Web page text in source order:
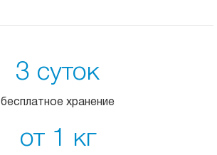
3 суток
бесплатное хранение
от 1 кг